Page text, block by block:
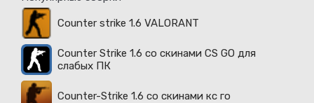
Counter strike 1.6 VALORANT
Counter Strike 1.6 со скинами CS GO для
слабых ПК
Counter-Strike 1.6 со скинами кс го